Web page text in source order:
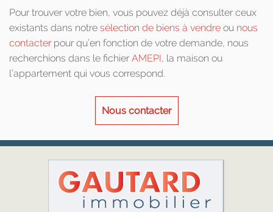
Pour trouver votre bien, vous pouvez déjà consulter ceux
existants dans notre sélection de biens à vendre ou nous
contacter pour qu’en fonction de votre demande, nous
recherchions dans le fichier AMEPI, la maison ou
l’appartement qui vous correspond.
Nous contacter